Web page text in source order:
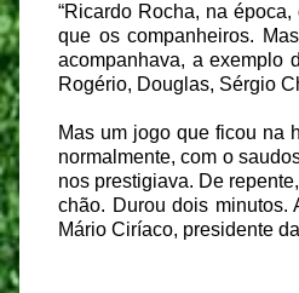
“Ricardo Rocha, na
que os companheiros.
acompanhava, a exemplo
Rogério, Douglas, Sérgio
Mas um jogo que ficou na
normalmente, com o
nos prestigiava. De
chão. Durou dois minutos.
Mário Ciríaco, presidente